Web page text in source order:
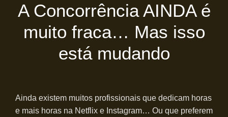
A Concorrência AINDA é
muito fraca… Mas isso
está mudando
Ainda existem muitos profissionais que dedicam horas
e mais horas na Netflix e Instagram… Ou que preferem